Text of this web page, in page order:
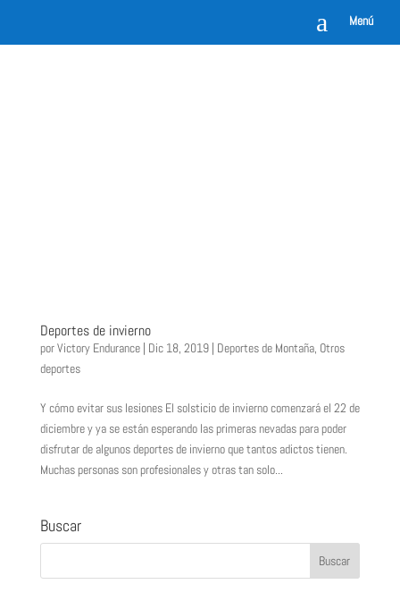
a Menú
Deportes de invierno
porVictory Endurance| Dic 18, 2019| Deportes de Montaña, Otros
deportes
Y cómo evitar sus lesiones El solsticio de invierno comenzará el 22 de
diciembre y ya se están esperando las primeras nevadas para poder
disfrutar de algunos deportes de invierno que tantos adictos tienen.
Muchas personas son profesionales y otras tan solo...
Buscar